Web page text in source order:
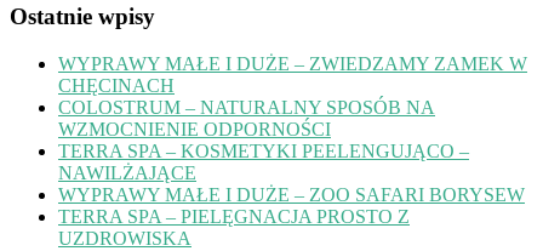
Ostatnie wpisy
WYPRAWY MAŁE I DUŻE – ZWIEDZAMY ZAMEK W
CHĘCINACH
COLOSTRUM – NATURALNY SPOSÓB NA
WZMOCNIENIE ODPORNOŚCI
TERRA SPA – KOSMETYKI PEELENGUJĄCO –
NAWILŻAJĄCE
WYPRAWY MAŁE I DUŻE – ZOO SAFARI BORYSEW
TERRA SPA – PIELĘGNACJA PROSTO Z
UZDROWISKA